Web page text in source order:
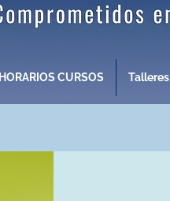
HORARIOS CURSOS Talleres